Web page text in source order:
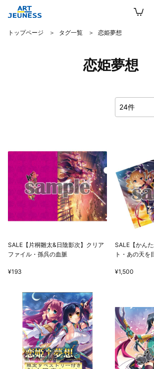
トップページ タグ一覧 恋姫夢想
恋姫夢想
SALE【片桐雛太&日陰影次】クリア
ファイル・孫呉の血脈
¥193
SALE【かん
ト・あの天を
¥1,500